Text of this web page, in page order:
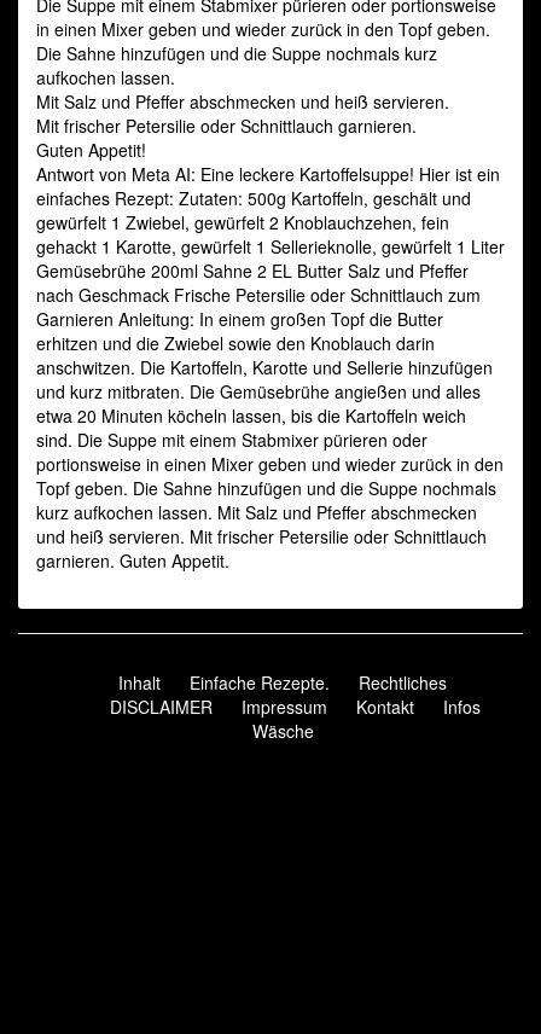
Die Suppe mit einem Stabmixer pürieren oder portionsweise
in einen Mixer geben und wieder zurück in den Topf geben.
Die Sahne hinzufügen und die Suppe nochmals kurz
aufkochen lassen.
Mit Salz und Pfeffer abschmecken und heiß servieren.
Mit frischer Petersilie oder Schnittlauch garnieren.
Guten Appetit!
Antwort von Meta AI: Eine leckere Kartoffelsuppe! Hier ist ein
einfaches Rezept: Zutaten: 500g Kartoffeln, geschält und
gewürfelt 1 Zwiebel, gewürfelt 2 Knoblauchzehen, fein
gehackt 1 Karotte, gewürfelt 1 Sellerieknolle, gewürfelt 1 Liter
Gemüsebrühe 200ml Sahne 2 EL Butter Salz und Pfeffer
nach Geschmack Frische Petersilie oder Schnittlauch zum
Garnieren Anleitung: In einem großen Topf die Butter
erhitzen und die Zwiebel sowie den Knoblauch darin
anschwitzen. Die Kartoffeln, Karotte und Sellerie hinzufügen
und kurz mitbraten. Die Gemüsebrühe angießen und alles
etwa 20 Minuten köcheln lassen, bis die Kartoffeln weich
sind. Die Suppe mit einem Stabmixer pürieren oder
portionsweise in einen Mixer geben und wieder zurück in den
Topf geben. Die Sahne hinzufügen und die Suppe nochmals
kurz aufkochen lassen. Mit Salz und Pfeffer abschmecken
und heiß servieren. Mit frischer Petersilie oder Schnittlauch
garnieren. Guten Appetit.
Inhalt Einfache Rezepte.
Rechtliches
DISCLAIMER
Impressum Kontakt
Infos
Wäsche